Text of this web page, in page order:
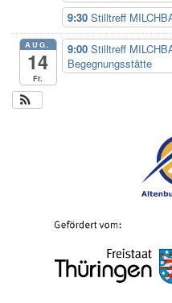
9:30 Stilltreff
AUG.
14
Fr.
9:00 Stilltreff
Begegnungsstätte